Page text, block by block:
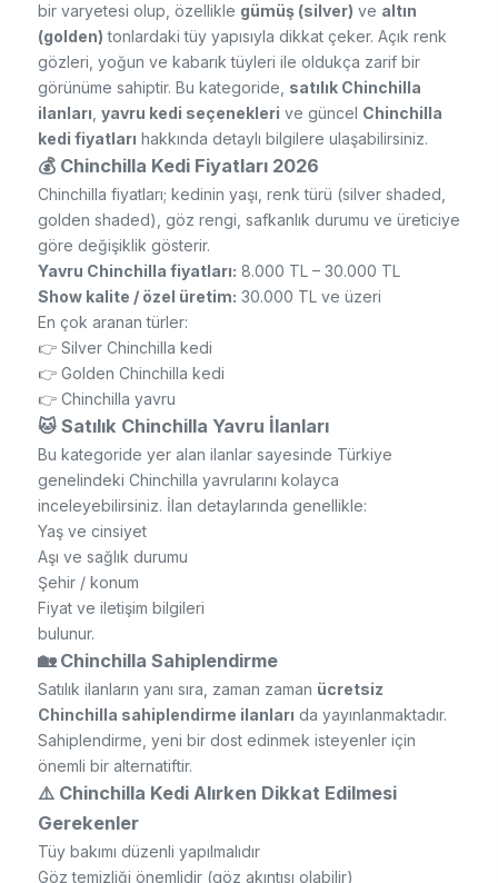
bir varyetesi olup, özellikle gümüş (silver) ve altın
(golden) tonlardaki tüy yapısıyla dikkat çeker. Açık renk
gözleri, yoğun ve kabarık tüyleri ile oldukça zarif bir
görünüme sahiptir. Bu kategoride, satılık Chinchilla
ilanları, yavru kedi seçenekleri ve güncel Chinchilla
kedi fiyatları hakkında detaylı bilgilere ulaşabilirsiniz.
💰 Chinchilla Kedi Fiyatları 2026
Chinchilla fiyatları; kedinin yaşı, renk türü (silver shaded,
golden shaded), göz rengi, safkanlık durumu ve üreticiye
göre değişiklik gösterir.
Yavru Chinchilla fiyatları: 8.000 TL – 30.000 TL
Show kalite / özel üretim: 30.000 TL ve üzeri
En çok aranan türler:
👉 Silver Chinchilla kedi
👉 Golden Chinchilla kedi
👉 Chinchilla yavru
🐱 Satılık Chinchilla Yavru İlanları
Bu kategoride yer alan ilanlar sayesinde Türkiye
genelindeki Chinchilla yavrularını kolayca
inceleyebilirsiniz. İlan detaylarında genellikle:
Yaş ve cinsiyet
Aşı ve sağlık durumu
Şehir / konum
Fiyat ve iletişim bilgileri
bulunur.
🏡 Chinchilla Sahiplendirme
Satılık ilanların yanı sıra, zaman zaman ücretsiz
Chinchilla sahiplendirme ilanları da yayınlanmaktadır.
Sahiplendirme, yeni bir dost edinmek isteyenler için
önemli bir alternatiftir.
⚠️ Chinchilla Kedi Alırken Dikkat Edilmesi
Gerekenler
Tüy bakımı düzenli yapılmalıdır
Göz temizliği önemlidir (göz akıntısı olabilir)